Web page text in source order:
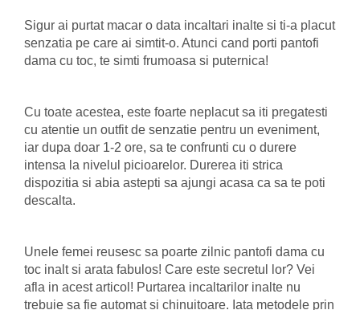
Sigur ai purtat macar o data incaltari inalte si ti-a placut
senzatia pe care ai simtit-o. Atunci cand porti pantofi
dama cu toc, te simti frumoasa si puternica!
Cu toate acestea, este foarte neplacut sa iti pregatesti
cu atentie un outfit de senzatie pentru un eveniment,
iar dupa doar 1-2 ore, sa te confrunti cu o durere
intensa la nivelul picioarelor. Durerea iti strica
dispozitia si abia astepti sa ajungi acasa ca sa te poti
descalta.
Unele femei reusesc sa poarte zilnic pantofi dama cu
toc inalt si arata fabulos! Care este secretul lor? Vei
afla in acest articol! Purtarea incaltarilor inalte nu
trebuie sa fie automat si chinuitoare. Iata metodele prin